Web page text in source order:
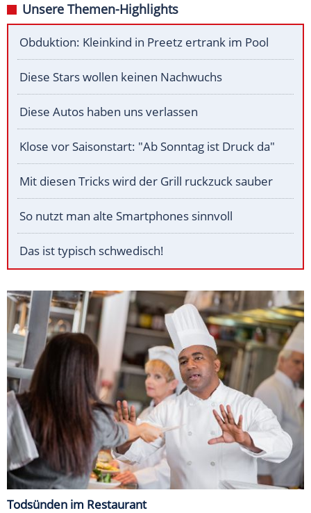
Unsere Themen-Highlights
Obduktion: Kleinkind in Preetz ertrank im Pool
Diese Stars wollen keinen Nachwuchs
Diese Autos haben uns verlassen
Klose vor Saisonstart: "Ab Sonntag ist Druck da"
Mit diesen Tricks wird der Grill ruckzuck sauber
So nutzt man alte Smartphones sinnvoll
Das ist typisch schwedisch!
Todsünden im Restaurant